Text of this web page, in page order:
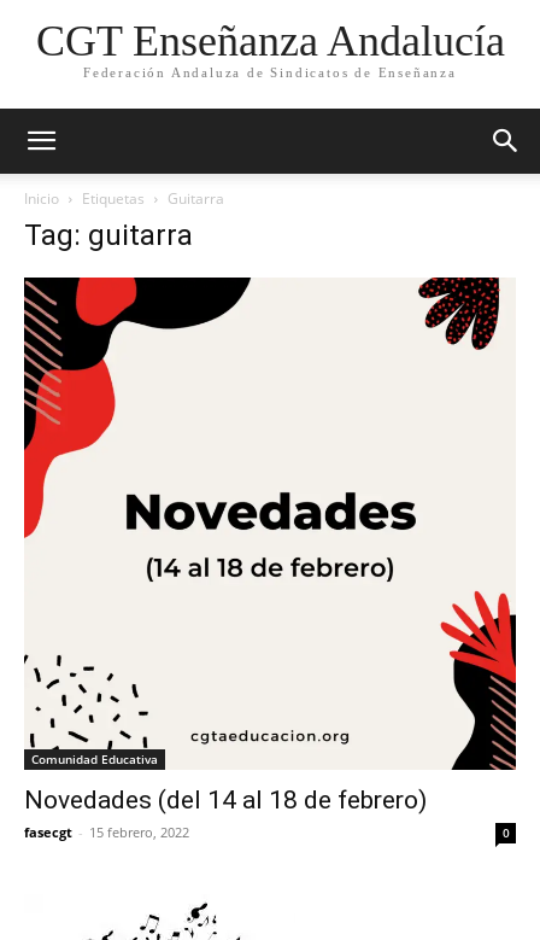
CGT Enseñanza Andalucía
Federación Andaluza de Sindicatos de Enseñanza
Inicio Etiquetas Guitarra
Tag: guitarra
Comunidad Educativa
Novedades (del 14 al 18 de febrero)
fasecgt - 15 febrero, 2022 0